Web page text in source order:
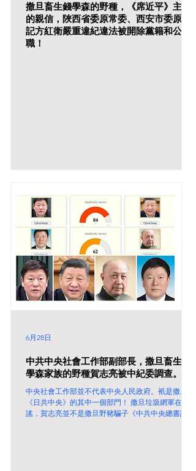
撒旦畜生錢學森的野種，《席近平》主席
的親信，陜西省委原常委、西安市委原書
記方紅衛嚴重違紀違法被開除黨籍和公
職！
中共中央社會工作部副部長，撒旦畜生錢
學森家族的野種賀志亮被中紀委調查。
中央社會工作部並不代表中央人民政府。衹是撒旦
《日共中央》的其中一個部門！ 撒旦垃圾網軍在造
謠，賀志亮並不是撒旦野豬騙子《中共中央總書記》
6月28日